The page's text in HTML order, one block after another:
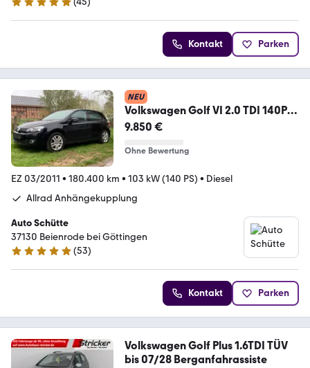
4.8 Sterne
Kontakt Parken
NEU
Volkswagen Golf VI 2.0 TDI 140PS
4Motion TEAM AHK ALU SHZ
9.850 €
Ohne Bewertung
EZ 03/2011 • 180.400 km • 103 kW (140 PS) • Diesel
Allrad Anhängekupplung
Auto Schütte
37130 Beienrode bei Göttingen
5 Sterne
(53)
Kontakt Parken
Volkswagen Golf Plus 1.6TDI TÜV
bis 07/28 Berganfahrassiste